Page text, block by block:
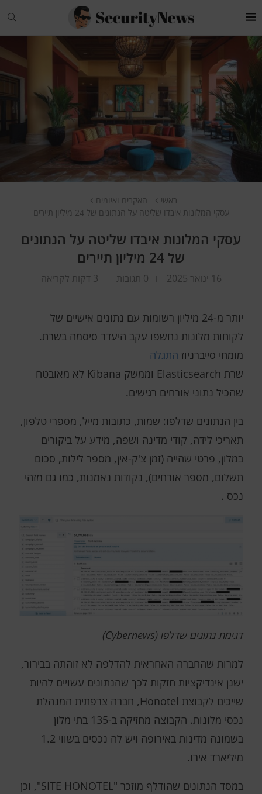
ראשי
האקרים ואיומים
עסקי המלונות איבדו שליטה על הנתונים של 24 מיליון תיירים
עסקי המלונות איבדו שליטה על הנתונים
של 24 מיליון תיירים
16 ינואר 2025 0 תגובות 3 דקות לקריאה
יותר מ-24 מיליון רשומות עם נתונים אישיים של
לקוחות מלונות נחשפו עקב היעדר סיסמה בשרת.
מומחי סייברניוז התגלה
שרת Elasticsearch וממשק Kibana לא מאובטח
שהכיל נתוני אורחים רגישים.
בין הנתונים שדלפו: שמות, כתובות מייל, מספרי טלפון,
תאריכי לידה, קודי מדינה ושפה, מידע על ביקורים
במלון, פרטי שהייה (זמן צ'ק-אין, מספר לילות, סכום
תשלום, מספר אורחים), נקודות נאמנות, כמו גם מזהי
נכס .
דגימת נתונים שדלפו (Cybernews)
למרות שהחברה האחראית להדלפה לא זוהתה בבירור,
ישנן אינדיקציות חזקות לכך שהנתונים עשויים להיות
שייכים לקבוצת Honotel, חברה צרפתית המנהלת
נכסי מלונות. הקבוצה מחזיקה ב-135 בתי מלון
בשמונה מדינות באירופה ויש לה נכסים בשווי 1.2
מיליארד אירו.
במסד הנתונים שהודלף מוזכר "SITE HONOTEL", וכן